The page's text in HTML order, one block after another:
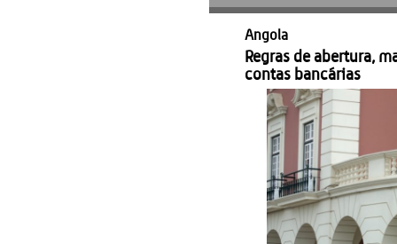
Angola
Regras de abertura,
contas bancárias